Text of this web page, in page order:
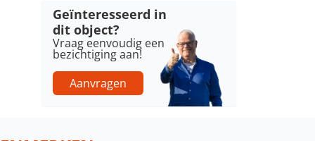
Geïnteresseerd in
dit object?
Vraag eenvoudig een
bezichtiging aan!
Aanvragen